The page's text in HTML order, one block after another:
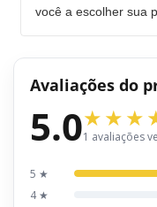
você a escolher sua
Avaliações do
5.01 avaliações
5 ★
4 ★